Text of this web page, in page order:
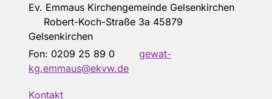
Ev. Emmaus Kirchengemeinde Gelsenkirchen
Robert-Koch-Straße 3a 45879
Gelsenkirchen
Fon: 0209 25 89 0 gewat-
kg.emmaus@ekvw.de
Kontakt